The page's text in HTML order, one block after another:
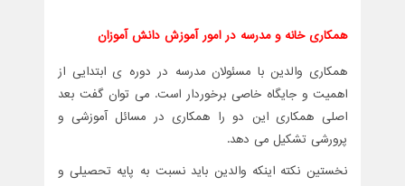
همکاری خانه و مدرسه در امور آموزش دانش آموزان
همکاری والدین با مسئولان مدرسه در دوره ی ابتدایی از
اهمیت و جایگاه خاصی برخوردار است. می توان گفت بعد
اصلی همکاری این دو را همکاری در مسائل آموزشی و
پرورشی تشکیل می دهد.
نخستین نکته اینکه والدین باید نسبت به پایه تحصیلی و